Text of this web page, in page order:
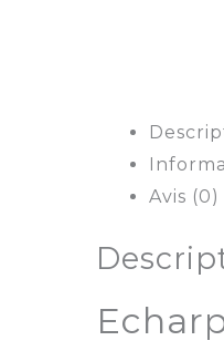
Avis (0)